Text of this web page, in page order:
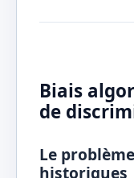
Biais
de
Le
historiques